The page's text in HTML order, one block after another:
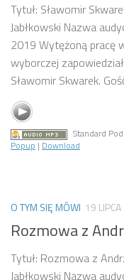
Tytuł: Sławomir
Jabłkowski Nazwa
2019 Wytężoną pracę
wyborczej
Sławomir Skwarek.
Standard
Popup | Download
O TYM SIĘ MÓWI 19
Rozmowa z
Tytuł: Rozmowa z
Jabłkowski Nazwa